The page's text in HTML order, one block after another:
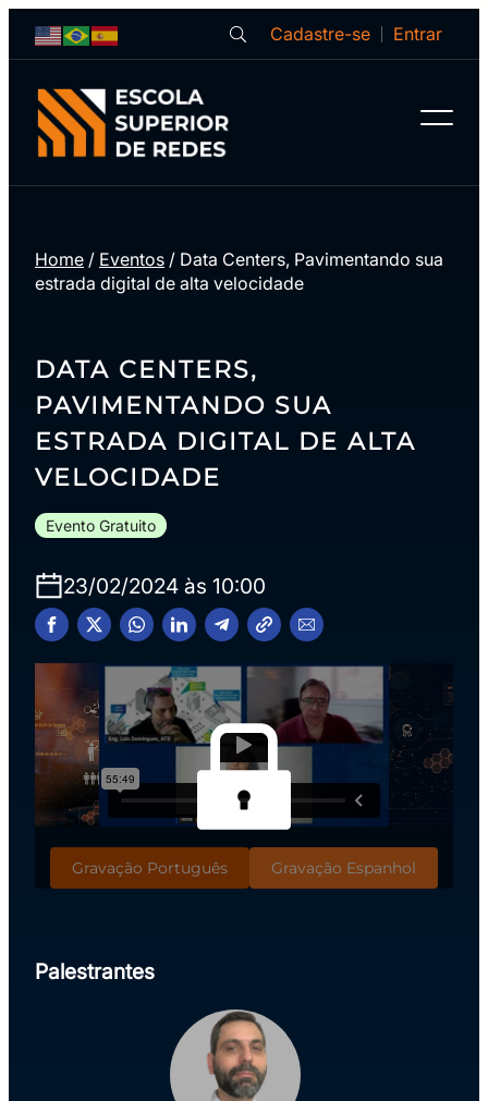
Cadastre-se Entrar
Home / Eventos / Data Centers, Pavimentando sua
estrada digital de alta velocidade
DATA CENTERS,
PAVIMENTANDO SUA
ESTRADA DIGITAL DE ALTA
VELOCIDADE
Evento Gratuito
23/02/2024 às 10:00
Gravação Português Gravação Espanhol
Palestrantes